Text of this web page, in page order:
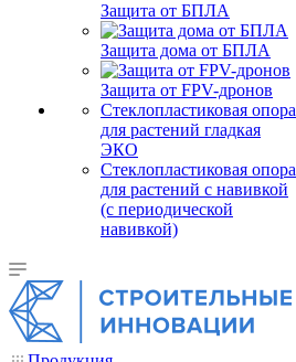
Защита от БПЛА
Защита дома от БПЛА
Защита от FPV-дронов
Стеклопластиковая опора
для растений гладкая
ЭКО
Стеклопластиковая опора
для растений с навивкой
(с периодической
навивкой)